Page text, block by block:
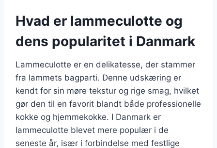
Hvad er lammeculotte og
dens popularitet i Danmark
Lammeculotte er en delikatesse, der stammer
fra lammets bagparti. Denne udskæring er
kendt for sin møre tekstur og rige smag, hvilket
gør den til en favorit blandt både professionelle
kokke og hjemmekokke. I Danmark er
lammeculotte blevet mere populær i de
seneste år, især i forbindelse med festlige